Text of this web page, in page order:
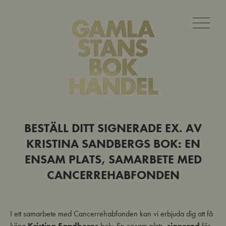
BESTÄLL DITT SIGNERADE EX. AV
KRISTINA SANDBERGS BOK: EN
ENSAM PLATS, SAMARBETE MED
CANCERREHABFONDEN
I ett samarbete med Cancerrehabfonden kan vi erbjuda dig att få